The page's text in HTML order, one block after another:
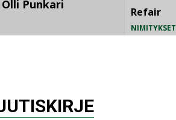
Olli Punkari
GWP-
Refair
NIMITYKSET